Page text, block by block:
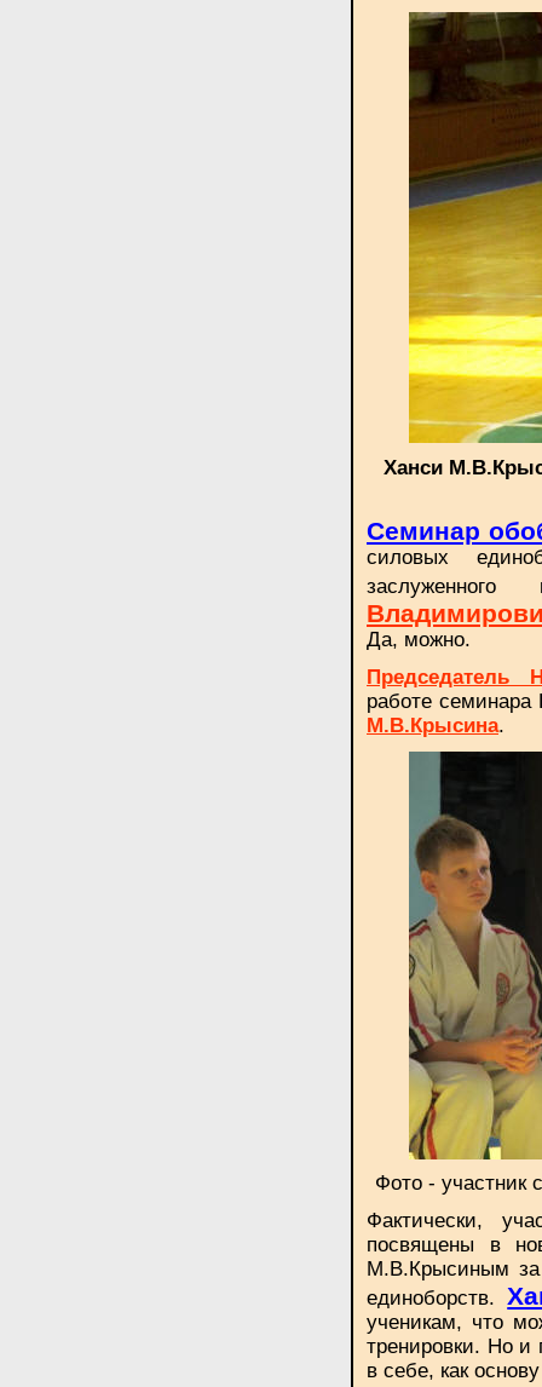
Ханси
Семинар
силовых
Да, можно.
Председатель
работе
М.В.Крысина.
Фото - участник
Фактически,
посвящены в
М.В.Крысиным за
единоборств.
ученикам, что
тренировки. Но и
в себе, как